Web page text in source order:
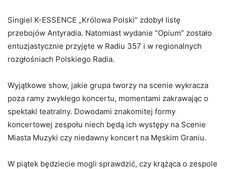
Singiel K-ESSENCE „Królowa Polski” zdobył listę
przebojów Antyradia. Natomiast wydanie “Opium” zostało
entuzjastycznie przyjęte w Radiu 357 i w regionalnych
rozgłośniach Polskiego Radia.
Wyjątkowe show, jakie grupa tworzy na scenie wykracza
poza ramy zwykłego koncertu, momentami zakrawając o
spektakl teatralny. Dowodami znakomitej formy
koncertowej zespołu niech będą ich występy na Scenie
Miasta Muzyki czy niedawny koncert na Męskim Graniu.
W piątek będziecie mogli sprawdzić, czy krążąca o zespole